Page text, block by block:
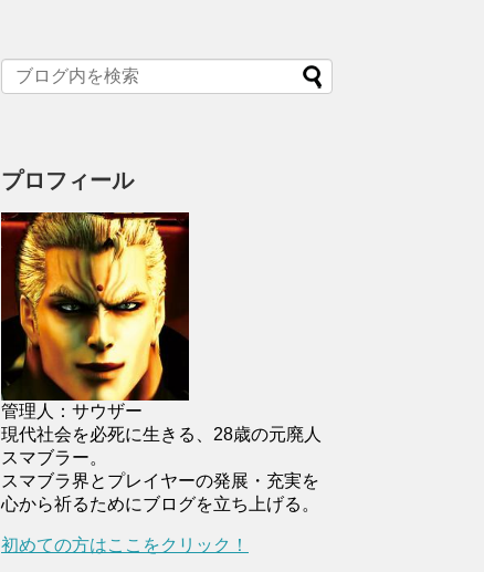
プロフィール
管理人：サウザー
現代社会を必死に生きる、28歳の元廃人
スマブラー。
スマブラ界とプレイヤーの発展・充実を
心から祈るためにブログを立ち上げる。
初めての方はここをクリック！